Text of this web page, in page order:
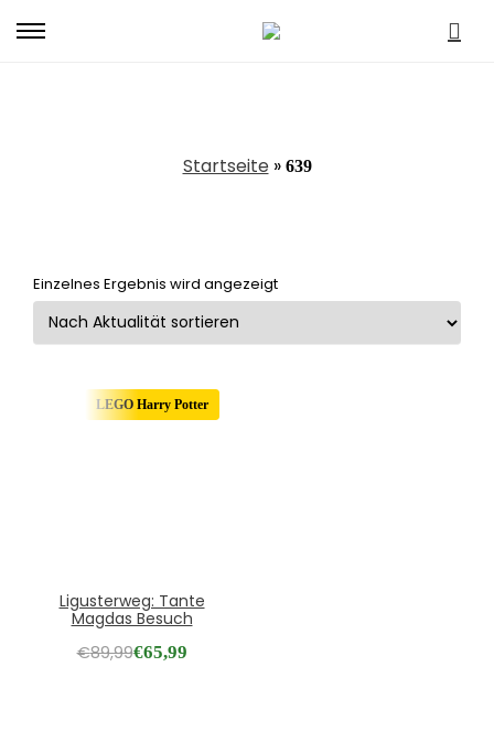
Menu
639
Startseite» 639
Einzelnes Ergebnis wird angezeigt
LEGO Harry Potter
Ligusterweg: Tante
Magdas Besuch
€89,99€65,99